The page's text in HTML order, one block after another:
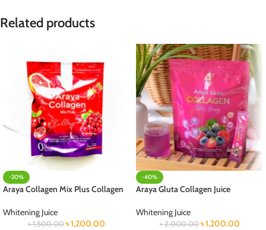
Related products
-20%
Araya Collagen Mix Plus Collagen
Whitening Juice
৳1,500.00 ৳1,200.00
-40%
Araya Gluta Collagen Juice
Whitening Juice
৳2,000.00 ৳1,200.00